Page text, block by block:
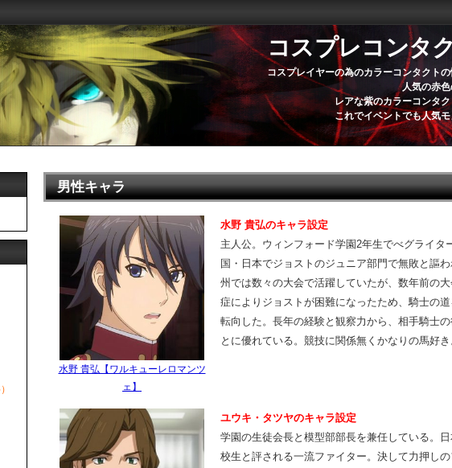
男性キャラ
水野 貴弘【ワルキューレロマンツ
ェ】
水野 貴弘のキャラ設定
主人公。ウィンフォード学園2年生でべグライタ
国・日本でジョストのジュニア部門で無敗と謳
州では数々の大会で活躍していたが、数年前の
症によりジョストが困難になったため、騎士の
転向した。長年の経験と観察力から、相手騎士
とに優れている。競技に関係無くかなりの馬好き
ユウキ・タツヤのキャラ設定
学園の生徒会長と模型部部長を兼任している。
校生と評される一流ファイター。決して力押し
コスプレコンタ
コスプレイヤーの為のカラーコンタクト
人気の赤色
レアな紫のカラーコンタ
これでイベントでも人気